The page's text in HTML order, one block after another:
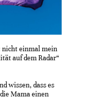
nicht einmal mein
auf dem Radar“
wissen, dass es
Mama einen